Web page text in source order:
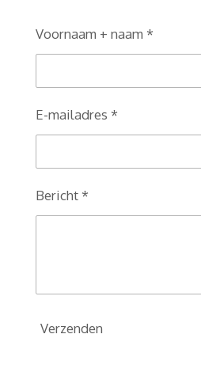
Voornaam + naam *
E-mailadres *
Bericht *
Verzenden